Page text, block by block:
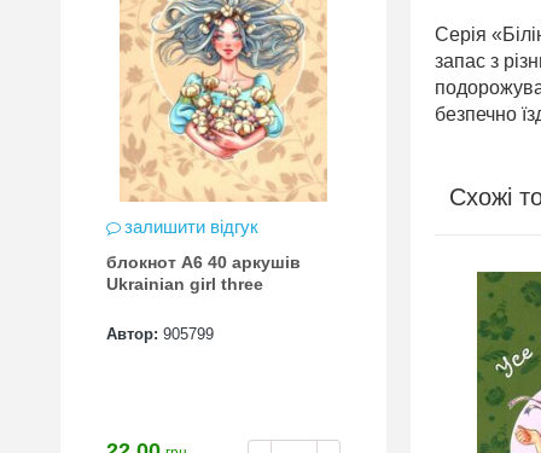
залишити відгук
блокнот А6 40 аркушів
Ukrainian girl three
Автор: 905799
Серія
запас з
безпечно
Схожі